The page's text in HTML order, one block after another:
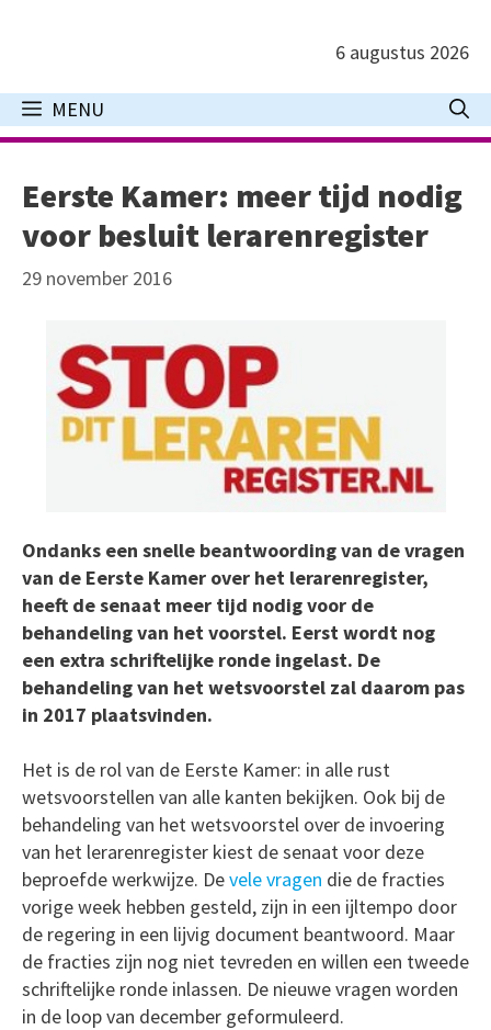
inhoud
6 augustus 2026
MENU
Eerste Kamer: meer tijd nodig
voor besluit lerarenregister
29 november 2016
Ondanks een snelle beantwoording van de vragen
van de Eerste Kamer over het lerarenregister,
heeft de senaat meer tijd nodig voor de
behandeling van het voorstel. Eerst wordt nog
een extra schriftelijke ronde ingelast. De
behandeling van het wetsvoorstel zal daarom pas
in 2017 plaatsvinden.
Het is de rol van de Eerste Kamer: in alle rust
wetsvoorstellen van alle kanten bekijken. Ook bij de
behandeling van het wetsvoorstel over de invoering
van het lerarenregister kiest de senaat voor deze
beproefde werkwijze. Devele vragen die de fracties
vorige week hebben gesteld, zijn in een ijltempo door
de regering in een lijvig document beantwoord. Maar
de fracties zijn nog niet tevreden en willen een tweede
schriftelijke ronde inlassen. De nieuwe vragen worden
in de loop van december geformuleerd.